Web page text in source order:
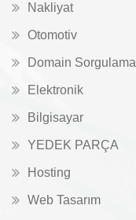
Nakliyat
Otomotiv
Domain Sorgulama
Elektronik
Bilgisayar
YEDEK PARÇA
Hosting
Web Tasarım